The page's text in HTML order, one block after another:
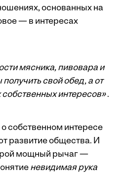
основанных на
— в интересах
мясника, пивовара и
свой обед, а от
интересов».
собственном интересе
развитие общества. И
мощный рычаг —
невидимая рука